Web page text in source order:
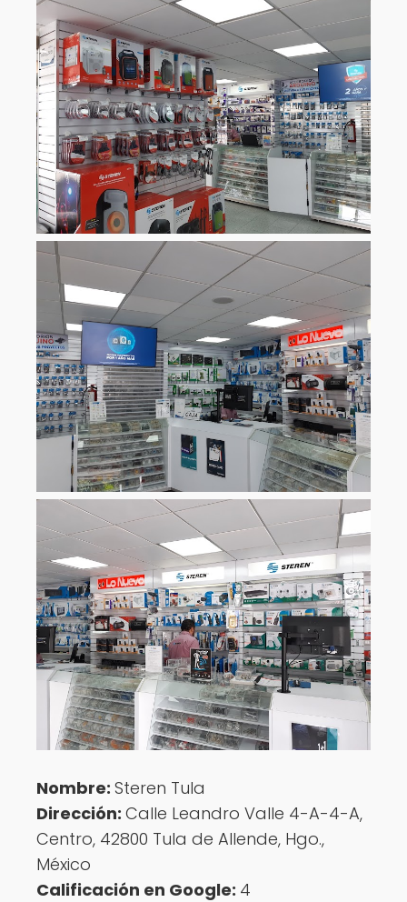
Nombre: Steren Tula
Dirección: Calle Leandro Valle 4-A-4-A,
Centro, 42800 Tula de Allende, Hgo.,
México
Calificación en Google: 4